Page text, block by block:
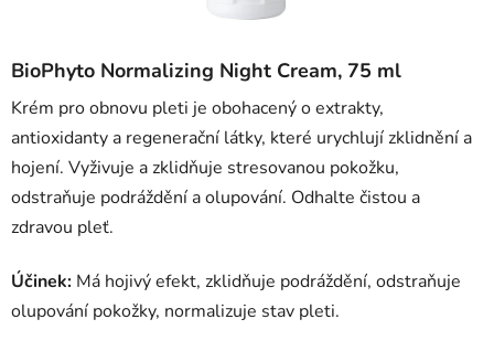
BioPhyto Normalizing Night Cream, 75 ml
Krém pro obnovu pleti je obohacený o extrakty,
antioxidanty a regenerační látky, které urychlují zklidnění a
hojení. Vyživuje a zklidňuje stresovanou pokožku,
odstraňuje podráždění a olupování. Odhalte čistou a
zdravou pleť.
Účinek: Má hojivý efekt, zklidňuje podráždění, odstraňuje
olupování pokožky, normalizuje stav pleti.